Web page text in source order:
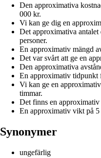
Den approximativa
000 kr.
Vi kan ge dig en
Det approximativa antalet
personer.
En approximativ mängd
Det var svårt att ge en
Den approximativa
En approximativ tidpunkt
Vi kan ge en
timmar.
Det finns en approximativ
En approximativ vikt på
Synonymer
ungefärlig